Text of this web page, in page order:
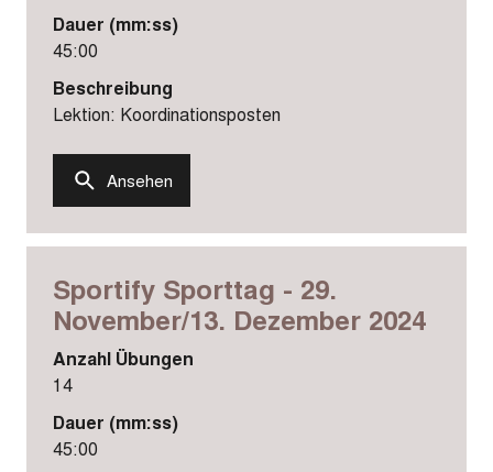
Dauer (mm:ss)
45:00
Beschreibung
Lektion: Koordinationsposten
Ansehen
Sportify Sporttag - 29.
November/13. Dezember 2024
Anzahl Übungen
14
Dauer (mm:ss)
45:00